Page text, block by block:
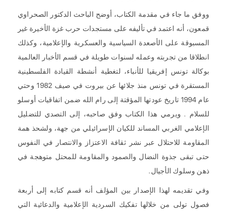
ووفق ما جاء في مقدمة الكتاب، أوضح الباحث الدكتور الصحراوي
قمعون، أنه اعتمد في تأليفه على مستجدات حرب غزة الأخيرة غير
المسبوقة على الأصعدة السياسية والعسكرية والإعلامية، وكذلك
انطلاقا من تجربته وعمله لسنوات طويلة في قسم الأخبار العالمية
بوكالة تونس إفريقيا للأنباء، لتغطية أنشطة القيادة الفلسطينية
المستقرة في تونس منذ جلائها عن بيروت في صيف 1982 وحتي
عام 1994 تاريخ عودتها المؤقتة إلى رام الله ضمن اتفاقيات أوسلو
للسلام . ويرمي هذا الكتاب وفق صاحبه، إلى التصدي للتضليل
الإعلامي الغربي المساند للكيان الإسرائيلي من جهة، ولشحذ همة
المقاومة للاحتلال عبر نشر ثقافة الاعتزاز والانتصار في النفوس
حتى تبقى جذوة النضال والصمود والمقاومة للمحتل متوهجة في
ذهن وسلوك الأجيال.
وفي تقديمه لهذا الإصدار بين المؤلف أنه قسم كتابه إلى أربعة
فصول تولى من خلالها تفكيك السردية الإعلامية والدعائية التي